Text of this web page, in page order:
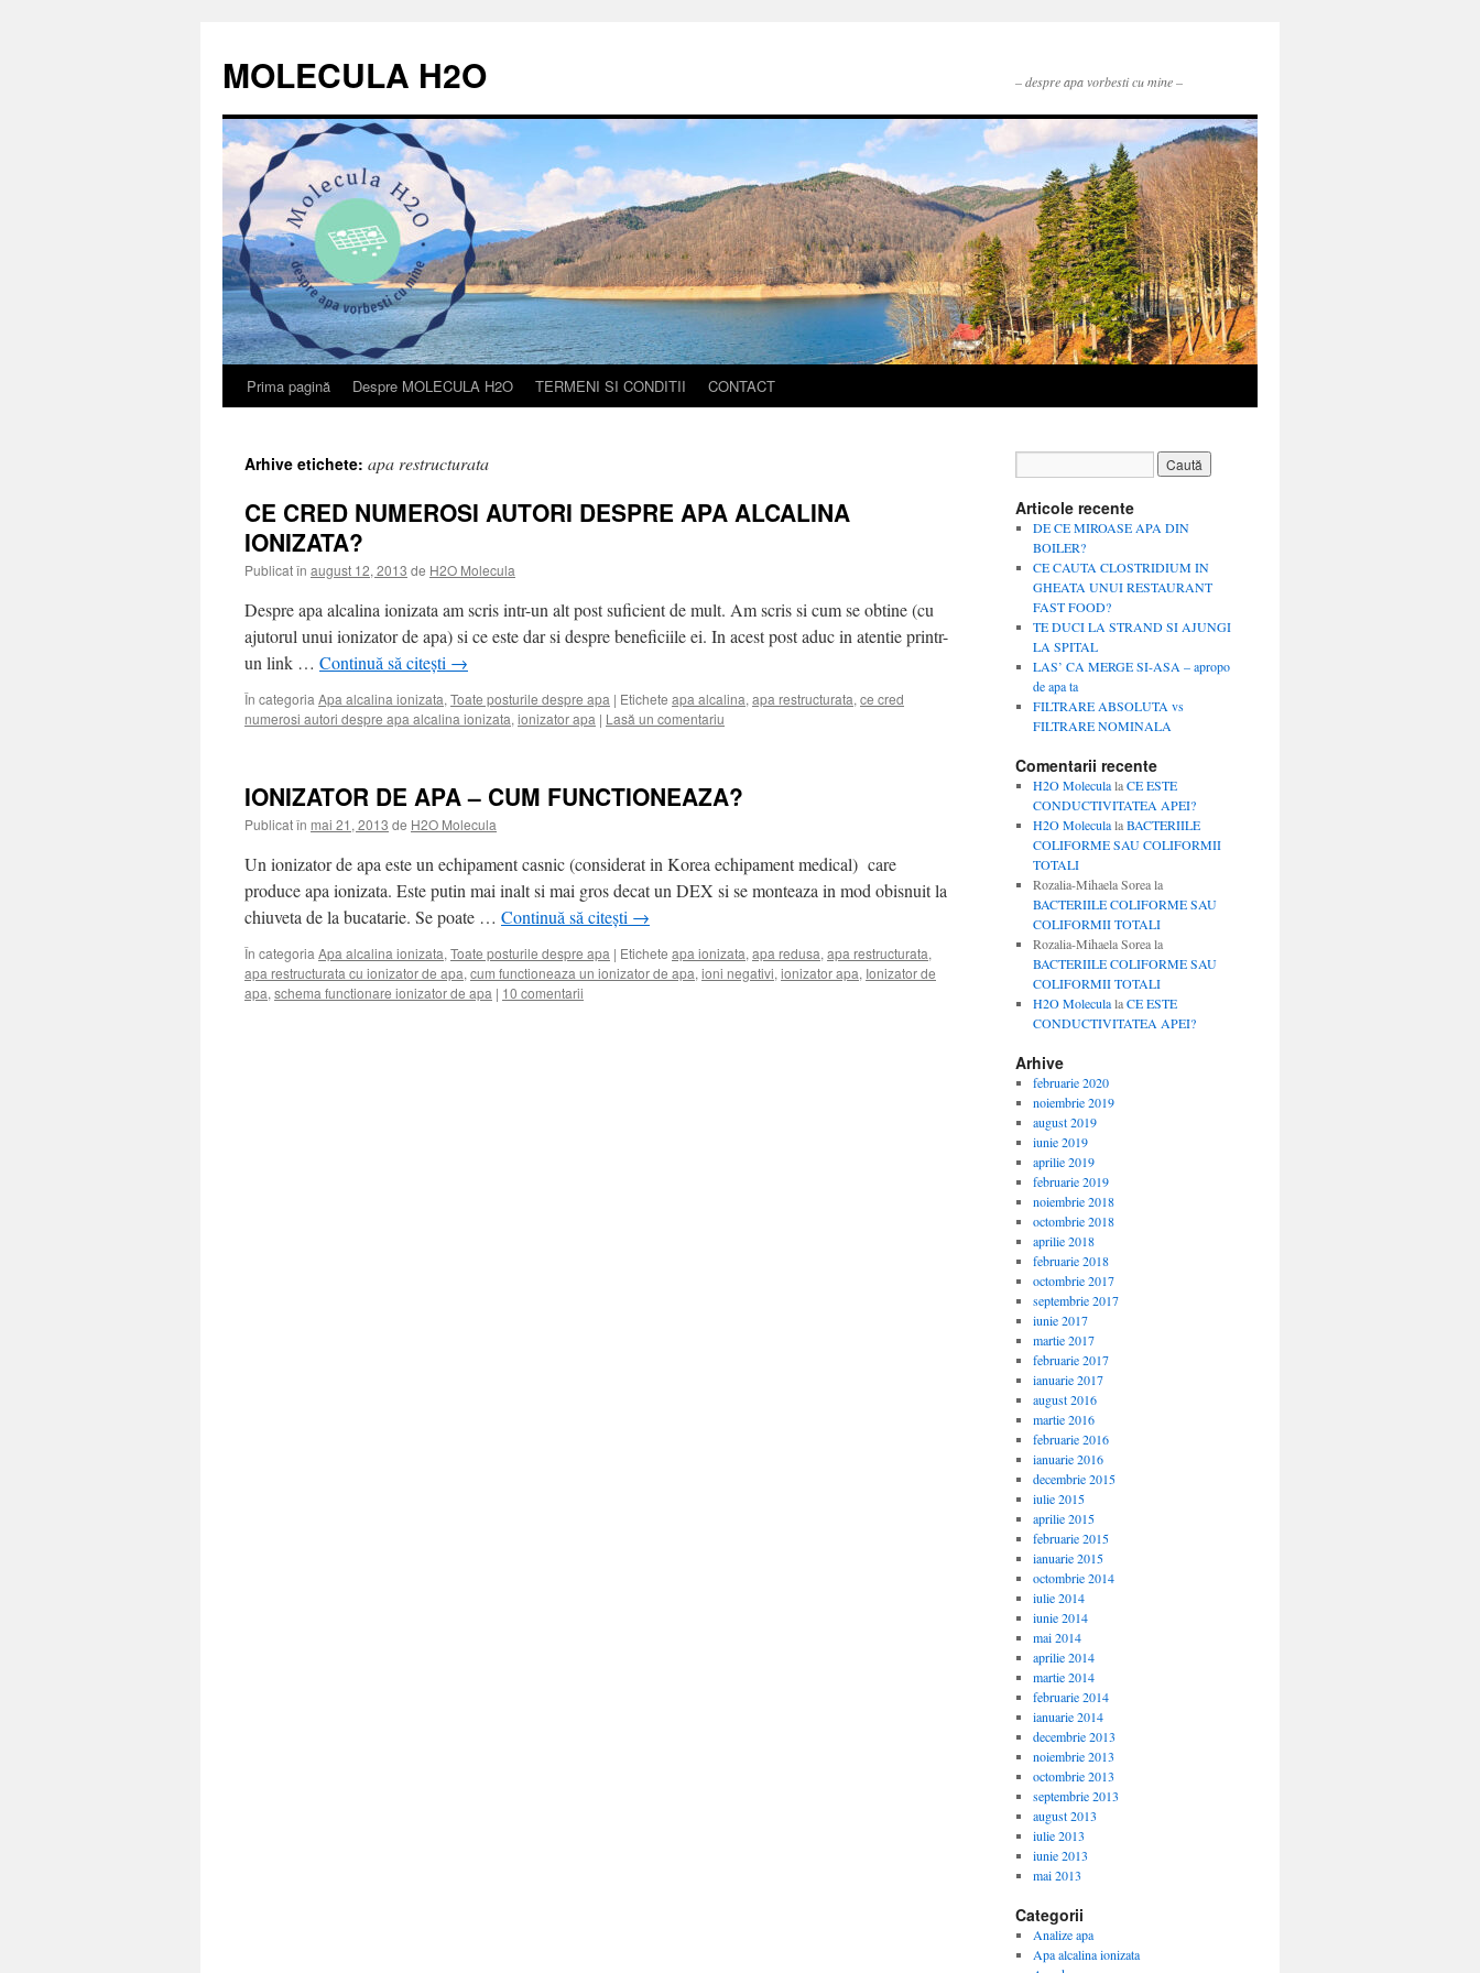
conținut
MOLECULA H2O – despre apa vorbesti cu mine –
Prima pagină Despre MOLECULA H2O TERMENI SI CONDITII CONTACT
Arhive etichete: apa restructurata
CE CRED NUMEROSI AUTORI DESPRE APA ALCALINA
IONIZATA?
Publicat în august 12, 2013 de H2O Molecula
Despre apa alcalina ionizata am scris intr-un alt post suficient de mult. Am scris si cum se obtine (cu
ajutorul unui ionizator de apa) si ce este dar si despre beneficiile ei. In acest post aduc in atentie printr-
un link … Continuă să citești →
În categoria Apa alcalina ionizata, Toate posturile despre apa | Etichete apa alcalina, apa restructurata, ce cred
numerosi autori despre apa alcalina ionizata, ionizator apa | Lasă un comentariu
IONIZATOR DE APA – CUM FUNCTIONEAZA?
Publicat în mai 21, 2013 de H2O Molecula
Un ionizator de apa este un echipament casnic (considerat in Korea echipament medical) care
produce apa ionizata. Este putin mai inalt si mai gros decat un DEX si se monteaza in mod obisnuit la
chiuveta de la bucatarie. Se poate … Continuă să citești →
În categoria Apa alcalina ionizata, Toate posturile despre apa | Etichete apa ionizata, apa redusa, apa restructurata,
apa restructurata cu ionizator de apa, cum functioneaza un ionizator de apa, ioni negativi, ionizator apa, Ionizator de
apa, schema functionare ionizator de apa | 10 comentarii
Articole recente
DE CE MIROASE APA DIN
BOILER?
CE CAUTA CLOSTRIDIUM IN
GHEATA UNUI RESTAURANT
FAST FOOD?
TE DUCI LA STRAND SI AJUNGI
LA SPITAL
LAS’ CA MERGE SI-ASA – apropo
de apa ta
FILTRARE ABSOLUTA vs
FILTRARE NOMINALA
Comentarii recente
H2O MoleculalaCE ESTE
CONDUCTIVITATEA APEI?
H2O MoleculalaBACTERIILE
COLIFORME SAU COLIFORMII
TOTALI
Rozalia-Mihaela Soreala
BACTERIILE COLIFORME SAU
COLIFORMII TOTALI
Rozalia-Mihaela Soreala
BACTERIILE COLIFORME SAU
COLIFORMII TOTALI
H2O MoleculalaCE ESTE
CONDUCTIVITATEA APEI?
Arhive
februarie 2020
noiembrie 2019
august 2019
iunie 2019
aprilie 2019
februarie 2019
noiembrie 2018
octombrie 2018
aprilie 2018
februarie 2018
octombrie 2017
septembrie 2017
iunie 2017
martie 2017
februarie 2017
ianuarie 2017
august 2016
martie 2016
februarie 2016
ianuarie 2016
decembrie 2015
iulie 2015
aprilie 2015
februarie 2015
ianuarie 2015
octombrie 2014
iulie 2014
iunie 2014
mai 2014
aprilie 2014
martie 2014
februarie 2014
ianuarie 2014
decembrie 2013
noiembrie 2013
octombrie 2013
septembrie 2013
august 2013
iulie 2013
iunie 2013
mai 2013
Categorii
Analize apa
Apa alcalina ionizata